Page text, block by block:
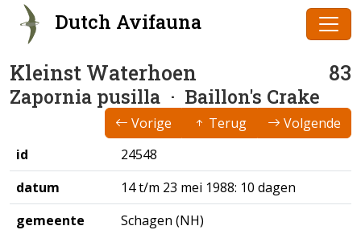
Dutch Avifauna
Kleinst Waterhoen 83
Zapornia pusilla · Baillon's Crake
Vorige Terug
Volgende
id
24548
datum
14 t/m 23 mei 1988: 10 dagen
gemeente
Schagen (NH)